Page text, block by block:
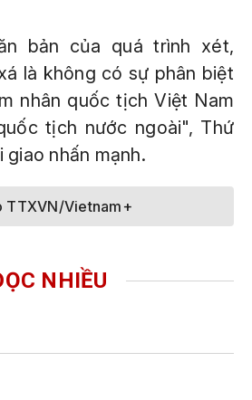
bản của quá trình xét,
là không có sự phân biệt
nhân quốc tịch Việt Nam
tịch nước ngoài", Thứ
nhấn mạnh.
TTXVN/Vietnam+
NHIỀU